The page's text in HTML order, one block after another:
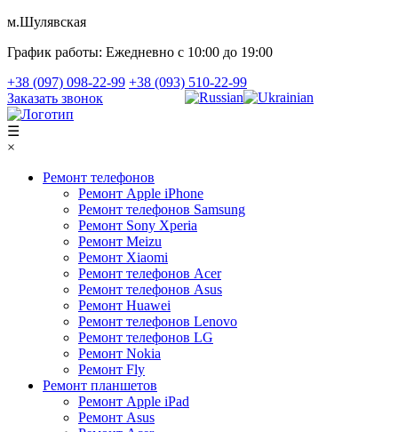
м.Шулявская
График работы: Ежедневно с 10:00 до 19:00
+38 (097) 098-22-99 +38 (093) 510-22-99
Заказать звонок
☰
×
Ремонт телефонов
Ремонт Apple iPhone
Ремонт телефонов Samsung
Ремонт Sony Xperia
Ремонт Meizu
Ремонт Xiaomi
Ремонт телефонов Acer
Ремонт телефонов Asus
Ремонт Huawei
Ремонт телефонов Lenovo
Ремонт телефонов LG
Ремонт Nokia
Ремонт Fly
Ремонт планшетов
Ремонт Apple iPad
Ремонт Asus